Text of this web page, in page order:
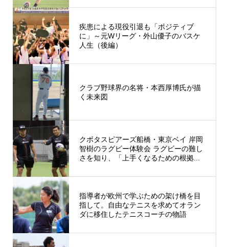
疾患による現役引退も「ポジティブ
に」～元Wリーグ・外山優子のバスケ
人生（後編）
クラブ野球界の名将・本西厚博氏が描
く未来図
クボタスピアーズ船橋・東京ベイ 岸岡
智樹のラグビー体験会 ラグビーの難し
さを知り、「上手くなるための根拠...
指導者が欧州で学ぶための架け橋を目
指して。自由なテニスを求めてオラン
ダに移住したテニスコーチの物語